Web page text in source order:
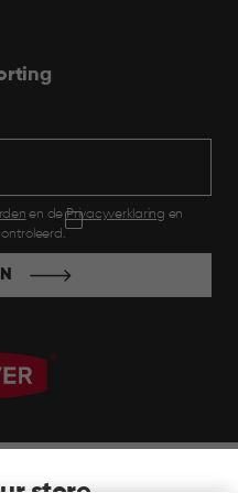
en dePrivacyverklaring en